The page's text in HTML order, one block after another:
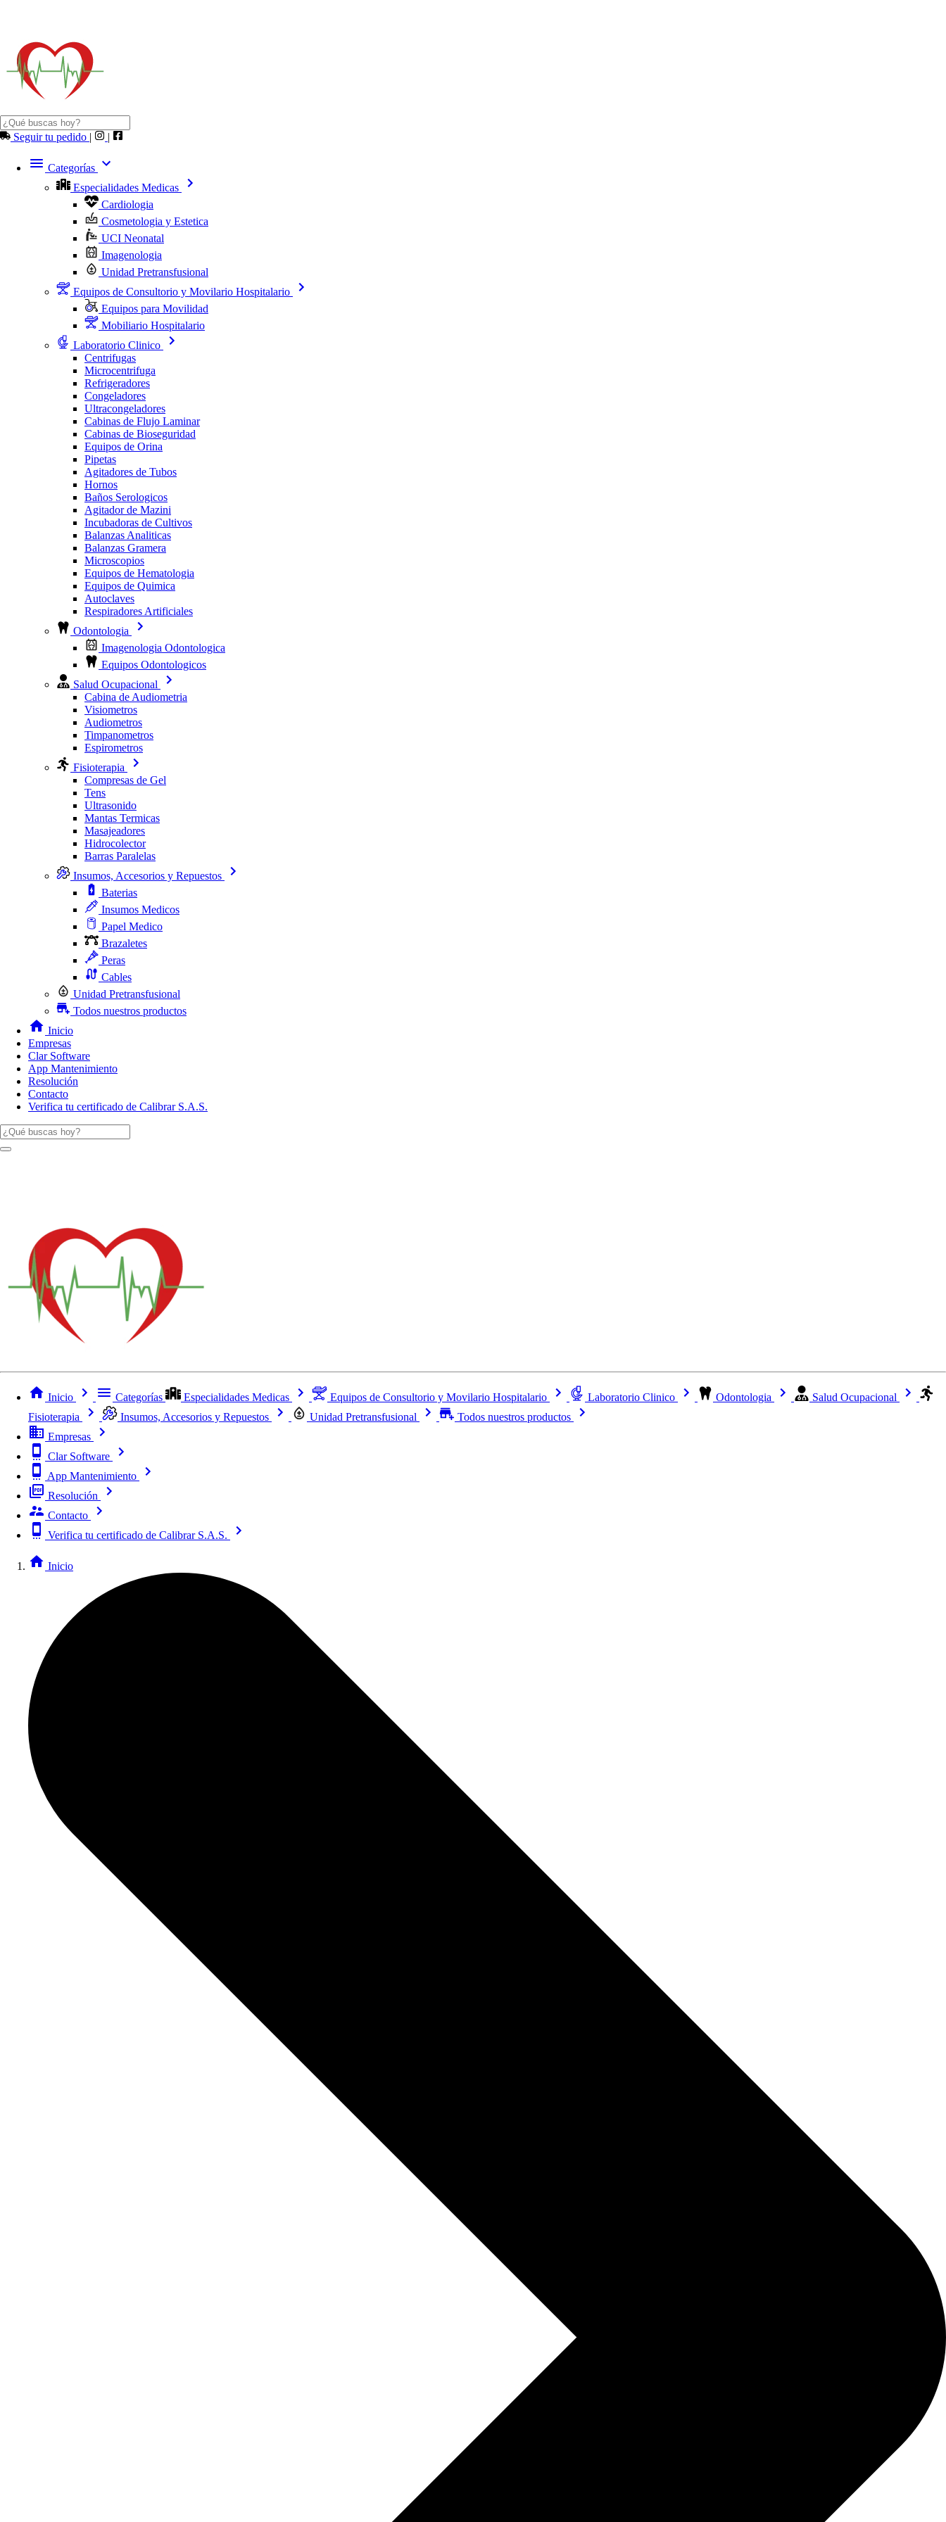
Seguir tu pedido | |
Categorías
Especialidades Medicas
Cardiologia
Cosmetologia y Estetica
UCI Neonatal
Imagenologia
Unidad Pretransfusional
Equipos de Consultorio y Movilario Hospitalario
Equipos para Movilidad
Mobiliario Hospitalario
Laboratorio Clinico
Centrifugas
Microcentrifuga
Refrigeradores
Congeladores
Ultracongeladores
Cabinas de Flujo Laminar
Cabinas de Bioseguridad
Equipos de Orina
Pipetas
Agitadores de Tubos
Hornos
Baños Serologicos
Agitador de Mazini
Incubadoras de Cultivos
Balanzas Analiticas
Balanzas Gramera
Microscopios
Equipos de Hematologia
Equipos de Quimica
Autoclaves
Respiradores Artificiales
Odontologia
Imagenologia Odontologica
Equipos Odontologicos
Salud Ocupacional
Cabina de Audiometria
Visiometros
Audiometros
Timpanometros
Espirometros
Fisioterapia
Compresas de Gel
Tens
Ultrasonido
Mantas Termicas
Masajeadores
Hidrocolector
Barras Paralelas
Insumos, Accesorios y Repuestos
Baterias
Insumos Medicos
Papel Medico
Brazaletes
Peras
Cables
Unidad Pretransfusional
Todos nuestros productos
Inicio
Empresas
Clar Software
App Mantenimiento
Resolución
Contacto
Verifica tu certificado de Calibrar S.A.S.
Inicio Categorías Especialidades Medicas Equipos de Consultorio y Movilario Hospitalario Laboratorio Clinico Odontologia
Salud Ocupacional
Fisioterapia
Insumos, Accesorios y Repuestos Unidad Pretransfusional
Todos nuestros productos
Empresas
Clar Software
App Mantenimiento
Resolución
Contacto
Verifica tu certificado de Calibrar S.A.S.
Inicio